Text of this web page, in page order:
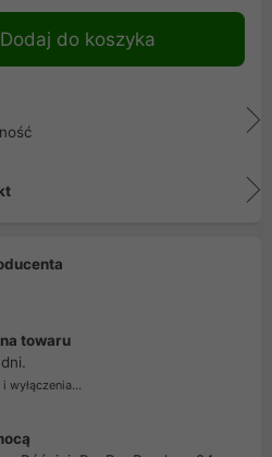
Dodaj do koszyka
towaru
wyłączenia...